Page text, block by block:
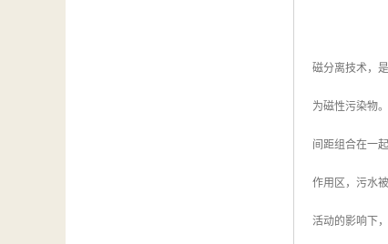
磁分离技术，
为磁性污染物
间距组合在一
作用区，污水
活动的影响下